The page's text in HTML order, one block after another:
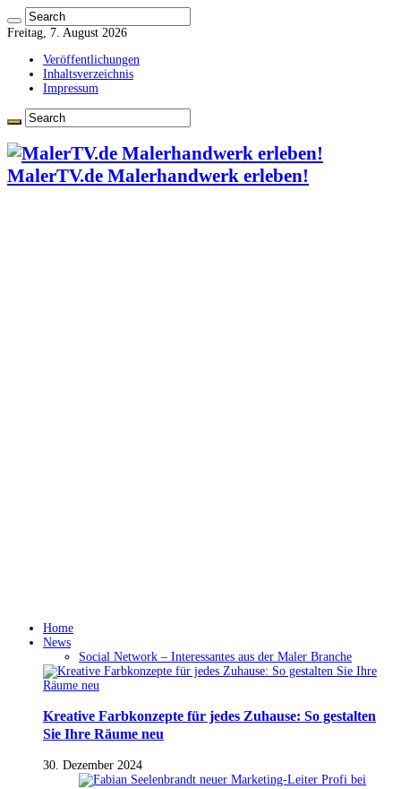
Freitag, 7. August 2026
Veröffentlichungen
Inhaltsverzeichnis
Impressum
MalerTV.de Malerhandwerk erleben!
Home
News
Social Network – Interessantes aus der Maler Branche
Kreative Farbkonzepte für jedes Zuhause: So gestalten
Sie Ihre Räume neu
30. Dezember 2024